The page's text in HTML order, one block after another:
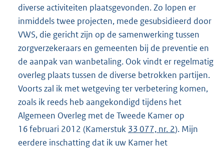
diverse activiteiten plaatsgevonden. Zo lopen er
inmiddels twee projecten, mede gesubsidieerd door
VWS, die gericht zijn op de samenwerking tussen
zorgverzekeraars en gemeenten bij de preventie en
de aanpak van wanbetaling. Ook vindt er regelmatig
overleg plaats tussen de diverse betrokken partijen.
Voorts zal ik met wetgeving ter verbetering komen,
zoals ik reeds heb aangekondigd tijdens het
Algemeen Overleg met de Tweede Kamer op
16 februari 2012 (Kamerstuk 33 077, nr. 2). Mijn
eerdere inschatting dat ik uw Kamer het